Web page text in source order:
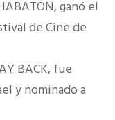
ganó el
de Cine de
BACK, fue
y nominado a